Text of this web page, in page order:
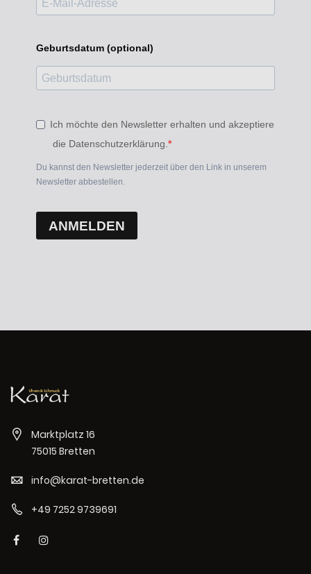
Geburtsdatum (optional)
Ich möchte den Newsletter erhalten und akzeptiere
die Datenschutzerklärung.
Du kannst den Newsletter jederzeit über den Link in unserem
Newsletter abbestellen.
ANMELDEN
Marktplatz 16
75015 Bretten
info@karat-bretten.de
+49 7252 9739691